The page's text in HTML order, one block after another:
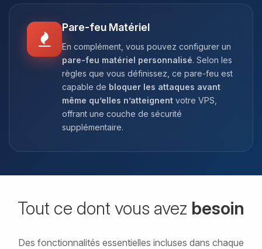
Pare-feu Matériel
En complément, vous pouvez configurer un
pare-feu matériel personnalisé. Selon les
règles que vous définissez, ce pare-feu est
capable de bloquer les attaques avant
même qu’elles n’atteignent votre VPS,
offrant une couche de sécurité
supplémentaire.
Tout ce dont vous avez besoin
Des fonctionnalités essentielles incluses dans chaque